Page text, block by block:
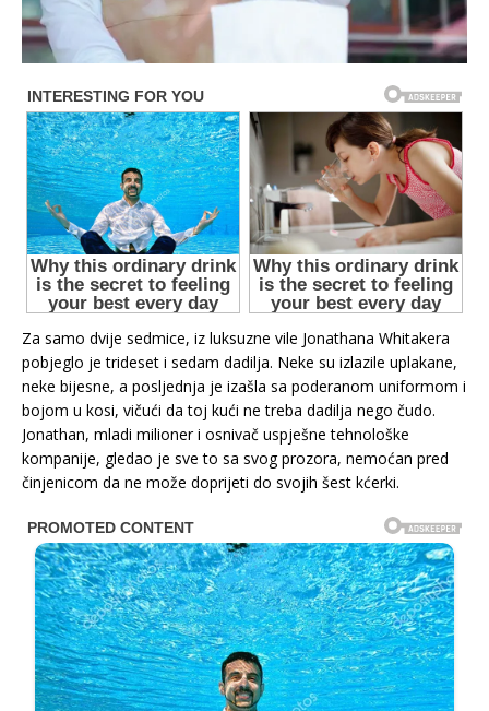
Za samo dvije sedmice, iz luksuzne vile Jonathana Whitakera
pobjeglo je trideset i sedam dadilja. Neke su izlazile uplakane,
neke bijesne, a posljednja je izašla sa poderanom uniformom i
bojom u kosi, vičući da toj kući ne treba dadilja nego čudo.
Jonathan, mladi milioner i osnivač uspješne tehnološke
kompanije, gledao je sve to sa svog prozora, nemoćan pred
činjenicom da ne može doprijeti do svojih šest kćerki.